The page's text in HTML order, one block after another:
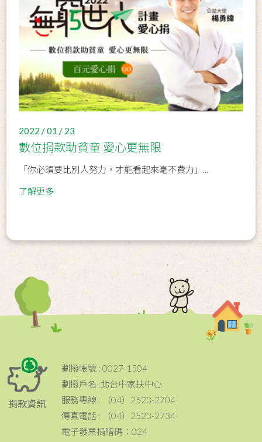
2022 / 01 / 23
數位捐款助貧童 愛心更無限
「你必須要比別人努力，才能看起來毫不費力」...
了解更多
捐款資訊
劃撥帳號 : 0027-1504
劃撥戶名 :北台中家扶中心
服務專線 : （04）2523-2704
傳真電話 : （04）2523-2734
電子發票捐贈碼：024